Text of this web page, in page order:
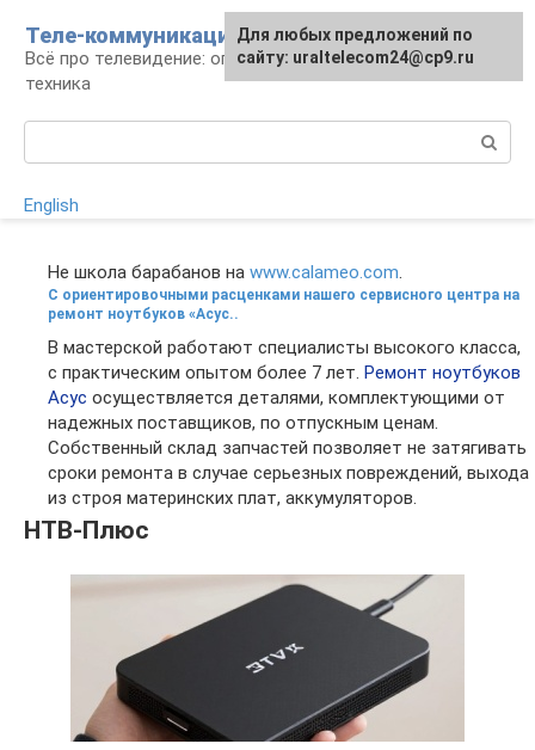
контенту
Теле-коммуникации
Всё про телевидение: операторы, технологии,
техника
English
Не школа барабанов на www.calameo.com.
С ориентировочными расценками нашего сервисного центра на
ремонт ноутбуков «Асус..
В мастерской работают специалисты высокого класса,
с практическим опытом более 7 лет. Ремонт ноутбуков
Асус осуществляется деталями, комплектующими от
надежных поставщиков, по отпускным ценам.
Собственный склад запчастей позволяет не затягивать
сроки ремонта в случае серьезных повреждений, выхода
из строя материнских плат, аккумуляторов.
НТВ-Плюс
Для любых предложений по
сайту: uraltelecom24@cp9.ru